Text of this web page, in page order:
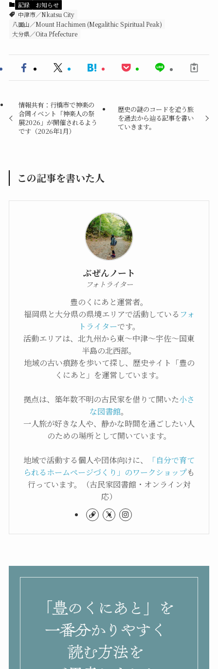
記録
お知らせ
中津市／Nkatsu City
八面山／Mount Hachimen (Megalithic Spiritual Peak)
大分県／Oita Pfefecture
情報共有：行橋市で神楽の
合同イベント「神楽人の祭
展2026」が開催されるよう
です（2026年1月）
歴史の謎のコードを追う旅
を過去から辿る記事を書い
ていきます。
この記事を書いた人
ぶぜんノート
フォトライター
豊のくにあと運営者。
福岡県と大分県の県境エリアで活動している フォ
トライターです。
活動エリアは、北九州から東〜中津〜宇佐〜国東
半島の北西部。
地域の古い痕跡を歩いて探し、歴史サイト「豊の
くにあと」を運営しています。
拠点は、築年数不明の古民家を借りて開いた小さ
な図書館。
一人旅が好きな人や、静かな時間を過ごしたい人
のための場所として開いています。
地域で活動する個人や団体向けに、
「自分で育て
られるホームページづくり」のワークショップも
行っています。（古民家図書館・オンライン対
応）